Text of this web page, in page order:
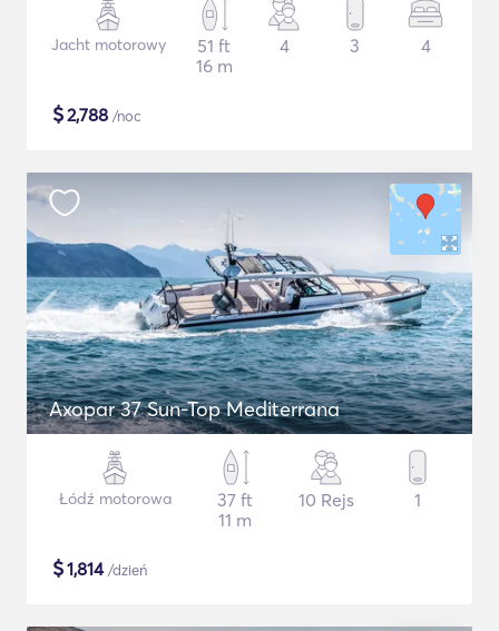
Jacht motorowy
51 ft
16 m
4 3 4
$2,788 /noc
Axopar 37 Sun-Top Mediterrana
Łódź motorowa
37 ft
11 m
10 Rejs 1
$1,814/dzień